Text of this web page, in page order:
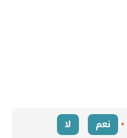
* نعم لا